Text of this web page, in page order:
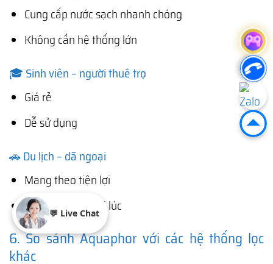
Cung cấp nước sạch nhanh chóng
Không cần hệ thống lớn
🎓 Sinh viên – người thuê trọ
Giá rẻ
Dễ sử dụng
🚗 Du lịch – dã ngoại
Mang theo tiện lợi
Có nước sạch mọi lúc
6. So sánh Aquaphor với các hệ thống lọc
khác
💬 Live Chat